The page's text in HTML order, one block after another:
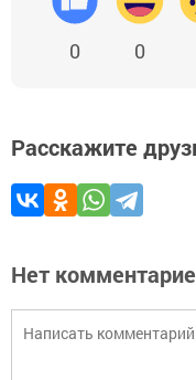
0 0
Расскажите
Нет